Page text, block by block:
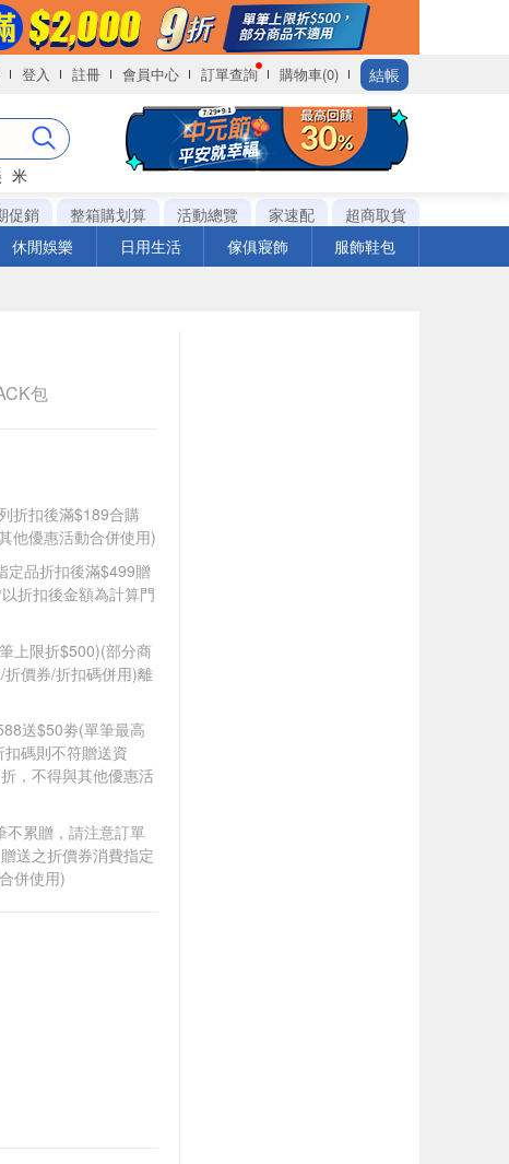
登入 註冊 會員中心 訂單查詢 購物車(0) 結帳
米
促銷 整箱購划算 活動總覽 家速配
超商取貨
休閒娛樂 日用生活 傢俱寢飾 服飾鞋包
包
折扣後滿$189合購
他優惠活動合併使用)
定品折扣後滿$499贈
折扣後金額為計算門
上限折$500)(部分商
價券/折扣碼併用)離
送$50劵(單筆最高
碼則不符贈送資
，不得與其他優惠活
不累贈，請注意訂單
送之折價券消費指定
併使用)